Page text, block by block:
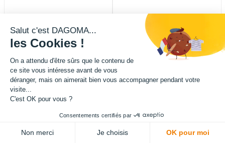
Salut c'est DAGOMA...
les Cookies !
On a attendu d'être sûrs que le contenu de
ce site vous intéresse avant de vous
déranger, mais on aimerait bien vous accompagner pendant votre
visite...
C'est OK pour vous ?
Consentements certifiés par
Non merci Je choisis OK pour moi